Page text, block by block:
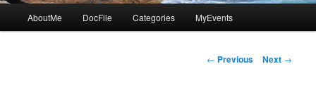
AboutMe DocFile Categories MyEvents
Post
← Previous Next →